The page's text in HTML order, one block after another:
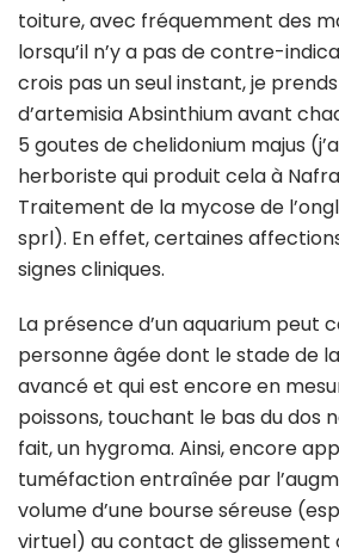
toiture, avec fréquemment des
lorsqu’il n’y a pas de contre-
crois pas un seul instant, je
d’artemisia Absinthium avant
5 goutes de chelidonium majus
herboriste qui produit cela à
Traitement de la mycose de
sprl). En effet, certaines
signes cliniques.
La présence d’un aquarium peut
personne âgée dont le stade de
avancé et qui est encore en
poissons, touchant le bas du dos
fait, un hygroma. Ainsi, encore
tuméfaction entraînée par
volume d’une bourse séreuse
virtuel) au contact de glissement